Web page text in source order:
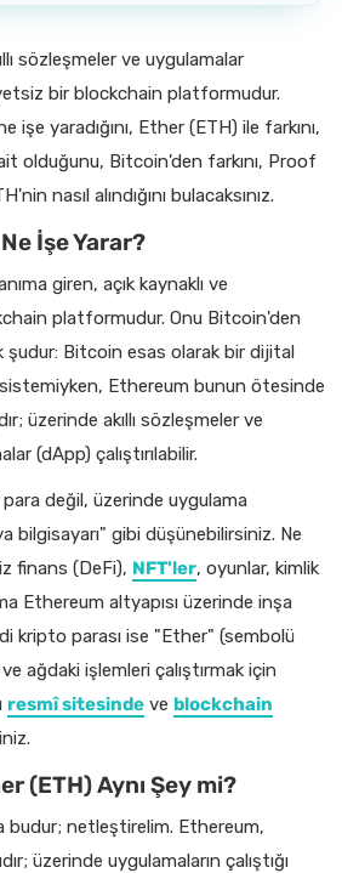
sözleşmeler ve uygulamalar
bir blockchain platformudur.
işe yaradığını, Ether (ETH) ile farkını,
olduğunu, Bitcoin'den farkını, Proof
nasıl alındığını bulacaksınız.
İşe Yarar?
giren, açık kaynaklı ve
platformudur. Onu Bitcoin'den
şudur: Bitcoin esas olarak bir dijital
Ethereum bunun ötesinde
üzerinde akıllı sözleşmeler ve
(dApp) çalıştırılabilir.
değil, üzerinde uygulama
bilgisayarı" gibi düşünebilirsiniz. Ne
finans (DeFi), NFT'ler, oyunlar, kimlik
Ethereum altyapısı üzerinde inşa
kripto parası ise "Ether" (sembolü
ve ağdaki işlemleri çalıştırmak için
resmî sitesinde ve blockchain
(ETH) Aynı Şey mi?
budur; netleştirelim. Ethereum,
üzerinde uygulamaların çalıştığı